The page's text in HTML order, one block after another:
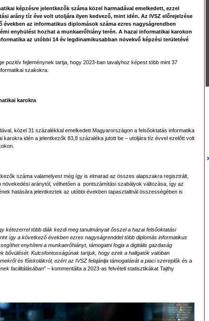
képzésre jelentkezők száma közel harmadával emelkedett, ezzel
arány tíz éve volt utoljára ilyen kedvező, mint idén. Az IVSZ előrejelzése
években az informatikus diplomások száma ezres nagyságrendben
enyhülést hozhat a munkaerőhiány terén. A hazai informatikai karokon
az utóbbi 14 év legdinamikusabban növekvő képzési területévé
pozitív fejleménynek tartja, hogy 2023-ban tavalyhoz képest több mint 37
szakokra.
karokra
közel 31 százalékkal emelkedett Magyarországon a felsőoktatás informatika
karokra idén a jelentkezők 83,8 százaléka jutott be – utoljára tíz évvel ezelőtt volt
száma valamelyest még így is elmarad az összes alapszakra regisztrált,
növekedési aránytól, vélhetően a pontszámítási szabályok változása, így az
hatására jelentkeztek az utóbbi években tapasztaltnál összességében is
kétezerrel több diák kezdi meg tanulmányait ősszel a hazai felsőoktatási
így a következő években ezres nagyságrenddel több diplomás informatikus
enyhíteni a munkaerőhiányt, támogatni fogja a digitális gazdaság
bővülését. Kulcsfontosságúnak tartjuk, hogy ezek a hallgatók valóban
és főiskolákról, ezért az IVSZ felajánlja támogatását a piaci szereplők és a
facilitálásában” – kommentálta a 2023-as felvételi statisztikákat Tajthy